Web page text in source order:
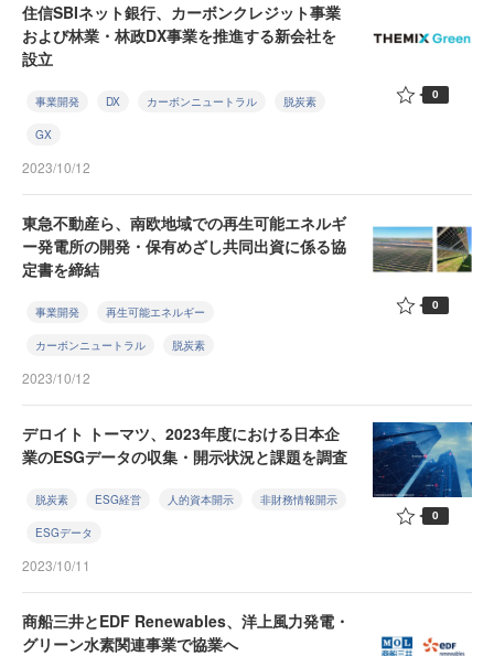
住信SBIネット銀行、カーボンクレジット事業
および林業・林政DX事業を推進する新会社を
設立
事業開発 DX カーボンニュートラル 脱炭素
GX
2023/10/12
0
東急不動産ら、南欧地域での再生可能エネルギ
ー発電所の開発・保有めざし共同出資に係る協
定書を締結
事業開発 再生可能エネルギー
カーボンニュートラル 脱炭素
2023/10/12
0
デロイト トーマツ、2023年度における日本企
業のESGデータの収集・開示状況と課題を調査
脱炭素 ESG経営 人的資本開示 非財務情報開示
ESGデータ
2023/10/11
0
商船三井とEDF Renewables、洋上風力発電・
グリーン水素関連事業で協業へ